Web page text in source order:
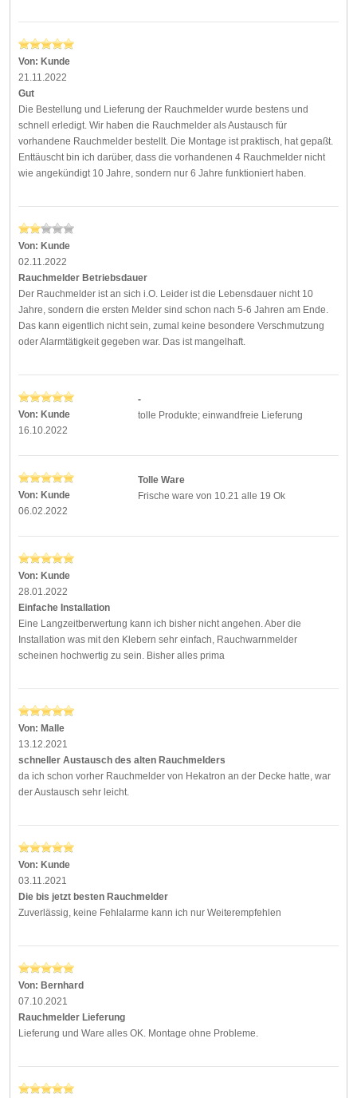
Von: Kunde
21.11.2022
Gut
Die Bestellung und Lieferung der Rauchmelder wurde bestens und
schnell erledigt. Wir haben die Rauchmelder als Austausch für
vorhandene Rauchmelder bestellt. Die Montage ist praktisch, hat gepaßt.
Enttäuscht bin ich darüber, dass die vorhandenen 4 Rauchmelder nicht
wie angekündigt 10 Jahre, sondern nur 6 Jahre funktioniert haben.
Von: Kunde
02.11.2022
Rauchmelder Betriebsdauer
Der Rauchmelder ist an sich i.O. Leider ist die Lebensdauer nicht 10
Jahre, sondern die ersten Melder sind schon nach 5-6 Jahren am Ende.
Das kann eigentlich nicht sein, zumal keine besondere Verschmutzung
oder Alarmtätigkeit gegeben war. Das ist mangelhaft.
Von: Kunde
16.10.2022
-
tolle Produkte; einwandfreie Lieferung
Von: Kunde
06.02.2022
Tolle Ware
Frische ware von 10.21 alle 19 Ok
Von: Kunde
28.01.2022
Einfache Installation
Eine Langzeitberwertung kann ich bisher nicht angehen. Aber die
Installation was mit den Klebern sehr einfach, Rauchwarnmelder
scheinen hochwertig zu sein. Bisher alles prima
Von: Malle
13.12.2021
schneller Austausch des alten Rauchmelders
da ich schon vorher Rauchmelder von Hekatron an der Decke hatte, war
der Austausch sehr leicht.
Von: Kunde
03.11.2021
Die bis jetzt besten Rauchmelder
Zuverlässig, keine Fehlalarme kann ich nur Weiterempfehlen
Von: Bernhard
07.10.2021
Rauchmelder Lieferung
Lieferung und Ware alles OK. Montage ohne Probleme.